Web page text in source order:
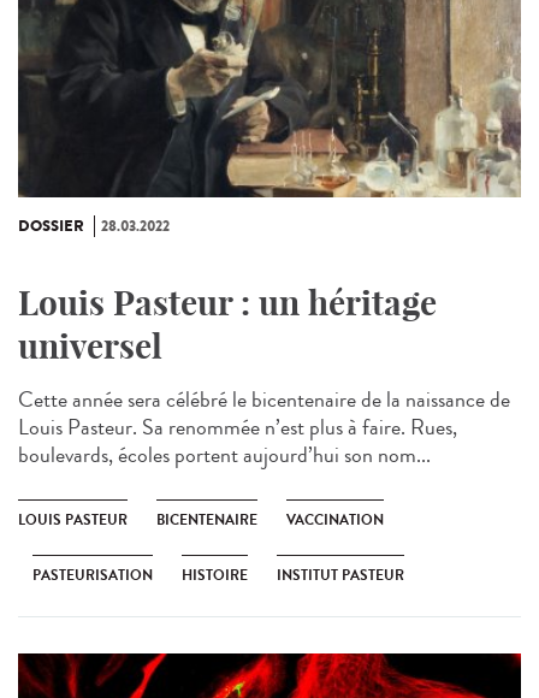
DOSSIER 28.03.2022
Louis Pasteur : un héritage
universel
Cette année sera célébré le bicentenaire de la naissance de
Louis Pasteur. Sa renommée n’est plus à faire. Rues,
boulevards, écoles portent aujourd’hui son nom...
LOUIS PASTEUR BICENTENAIRE VACCINATION
PASTEURISATION HISTOIRE INSTITUT PASTEUR